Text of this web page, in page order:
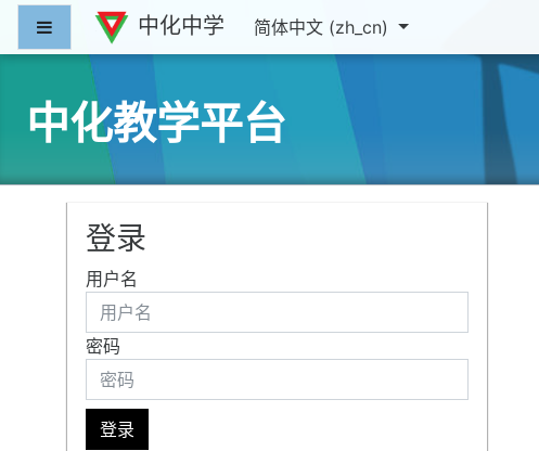
跳到主要内容
停靠面板 中化中学 简体中文 ‎(zh_cn)‎
中化教学平台
登录
用户名
密码
登录